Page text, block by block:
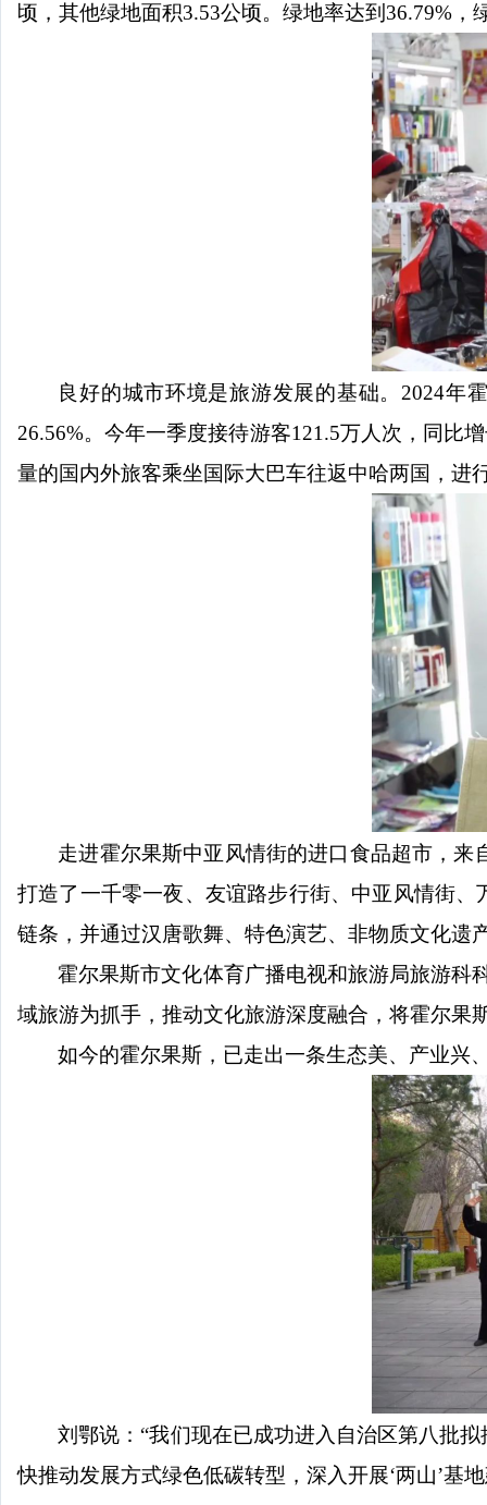
顷，其他绿地面积3.53公顷。绿地率达到36.79%
良好的城市环境是旅游发展的基础。 2024年
26.56%。今年一季度接待游客121.5万人次，同比
量的国内外旅客乘坐国际大巴车往返中哈两国，进
走进霍尔果斯中亚风情街的进口食品超市，
打造了一千零一夜、友谊路步行街、中亚风情街
链条，并通过汉唐歌舞、特色演艺、非物质文化遗
霍尔果斯市文化体育广播电视和旅游局旅游科
域旅游为抓手，推动文化旅游深度融合，将霍尔果
如今的霍尔果斯，已走出一条生态美、产业兴
刘鄂说： “我们现在已成功进入自治区第八批
快推动发展方式绿色低碳转型，深入开展‘两山’基